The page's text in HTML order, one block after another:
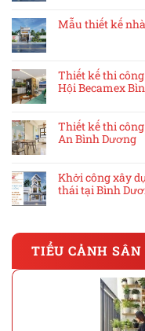
Mẫu thiết kế
Thiết kế thi
Hội Becamex
Thiết kế thi
An Bình Dương
Khởi công xây
thái tại Bình
TIỂU CẢNH